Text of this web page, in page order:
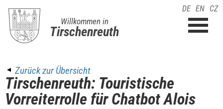
Willkommen in
Tirschenreuth
DE EN CZ
Zurück zur Übersicht
Tirschenreuth: Touristische
Vorreiterrolle für Chatbot Alois